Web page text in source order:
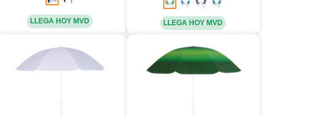
LLEGA HOY MVD LLEGA HOY MVD